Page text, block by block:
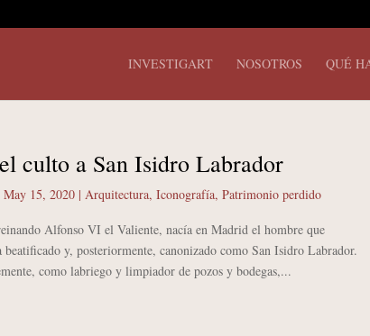
INVESTIGART NOSOTROS QUÉ
culto a San Isidro Labrador
May 15, 2020| Arquitectura, Iconografía, Patrimonio perdido
Alfonso VI el Valiente, nacía en Madrid el hombre que
beatificado y, posteriormente, canonizado como San Isidro Labrador.
como labriego y limpiador de pozos y bodegas,...